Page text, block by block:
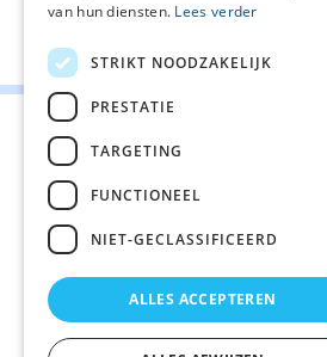
Deel deze pagina:
Contact
Richtlijnen palliatieve zorg is een uitgave
van hun diensten. Lees verder
STRIKT NOODZAKELIJK
PRESTATIE
TARGETING
FUNCTIONEEL
NIET-GECLASSIFICEERD
ALLES ACCEPTEREN